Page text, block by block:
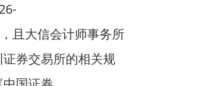
大信会计师事务所
券交易所的相关规